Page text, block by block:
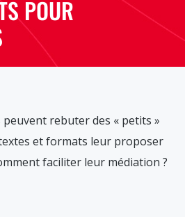
POUR
rebuter des « petits »
et formats leur proposer
faciliter leur médiation ?